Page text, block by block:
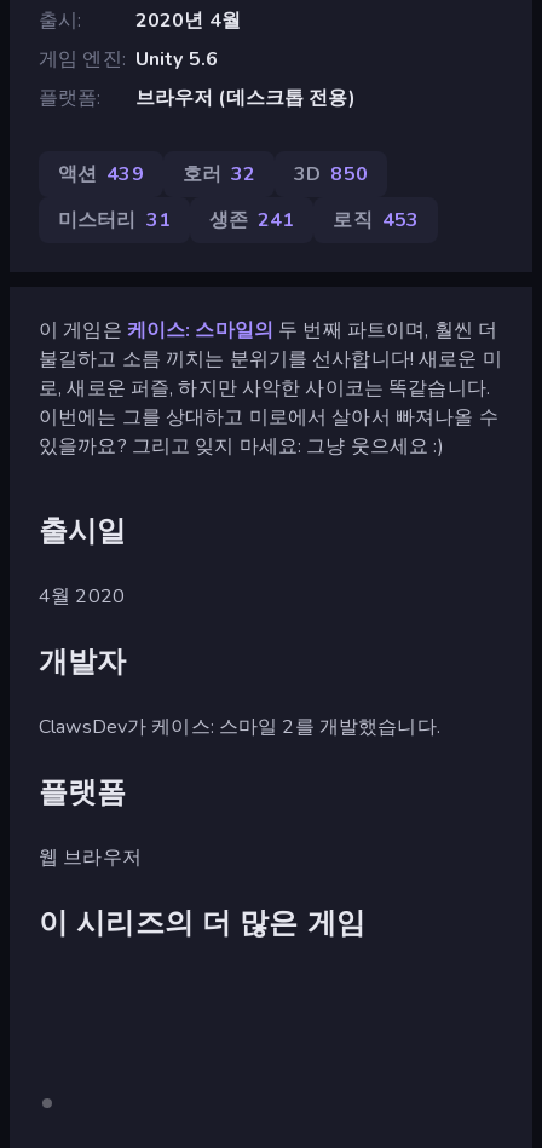
출시
2020년 4월
게임 엔진
Unity 5.6
플랫폼
브라우저 (데스크톱 전용)
액션 439 호러 32 3D 850
미스터리 31 생존 241 로직 453
이 게임은 케이스: 스마일의 두 번째 파트이며, 훨씬 더
불길하고 소름 끼치는 분위기를 선사합니다! 새로운 미
로, 새로운 퍼즐, 하지만 사악한 사이코는 똑같습니다.
이번에는 그를 상대하고 미로에서 살아서 빠져나올 수
있을까요? 그리고 잊지 마세요: 그냥 웃으세요 :)
출시일
4월 2020
개발자
ClawsDev가 케이스: 스마일 2를 개발했습니다.
플랫폼
웹 브라우저
이 시리즈의 더 많은 게임
Case:
데